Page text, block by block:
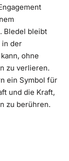
Bledel bleibt
in der
ohne
zu verlieren.
ein Symbol für
und die Kraft,
zu berühren.